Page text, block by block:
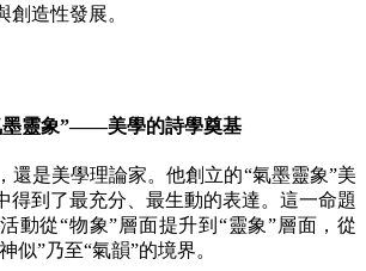
創造性發展。
墨靈象”——美學的詩學奠基
還是美學理論家。他創立的“氣墨靈象”美
得到了最充分、最生動的表達。這一命題
動從“物象”層面提升到“靈象”層面，從
似”乃至“氣韻”的境界。